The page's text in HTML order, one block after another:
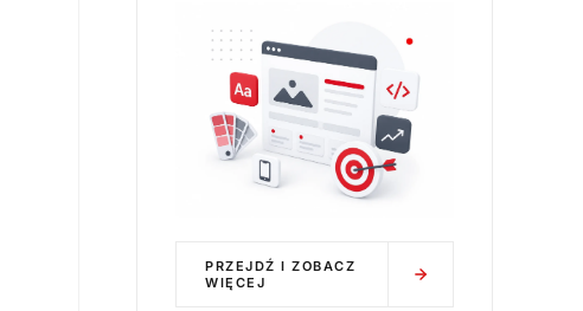
PRZEJDŹ I ZOBACZ
WIĘCEJ